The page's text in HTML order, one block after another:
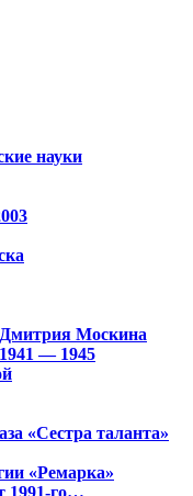
науки
Дмитрия Москина
— 1945
«Сестра таланта»
«Ремарка»